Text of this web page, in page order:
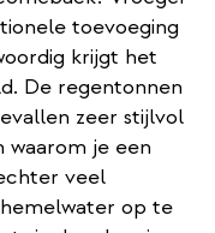
toevoeging
krijgt het
De regentonnen
zeer stijlvol
waarom je een
veel
op te